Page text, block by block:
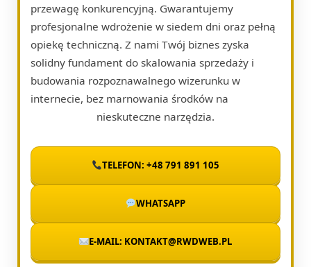
przewagę konkurencyjną. Gwarantujemy
profesjonalne wdrożenie w siedem dni oraz pełną
opiekę techniczną. Z nami Twój biznes zyska
solidny fundament do skalowania sprzedaży i
budowania rozpoznawalnego wizerunku w
internecie, bez marnowania środków na
nieskuteczne narzędzia.
TELEFON: +48 791 891 105
WHATSAPP
E-MAIL: KONTAKT@RWDWEB.PL